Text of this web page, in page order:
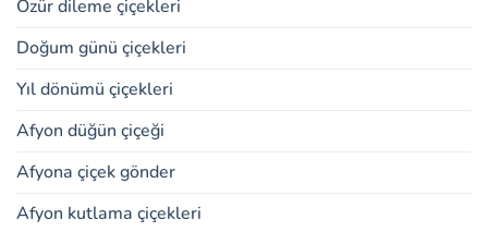
Özür dileme çiçekleri
Doğum günü çiçekleri
Yıl dönümü çiçekleri
Afyon düğün çiçeği
Afyona çiçek gönder
Afyon kutlama çiçekleri